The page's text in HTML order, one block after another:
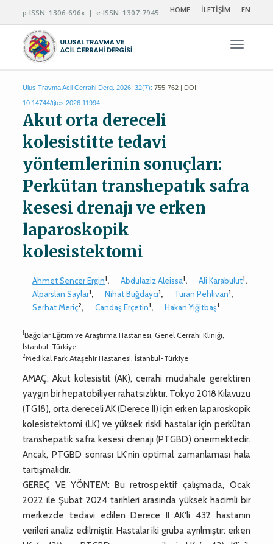
p-ISSN: 1306-696x | e-ISSN: 1307-7945 HOME İLETİŞİM EN
Ulus Travma Acil Cerrahi Derg. 2026; 32(7): 755-762 | DOI:
10.14744/tjtes.2026.11994
Akut orta dereceli
kolesistitte tedavi
yöntemlerinin sonuçları:
Perkütan transhepatık safra
kesesi drenajı ve erken
laparoskopik
kolesistektomi
Ahmet Sencer Ergin1, Abdulaziz Aleissa1, Ali Karabulut1,
Alparslan Saylar1, Nihat Buğdaycı1, Turan Pehlivan1,
Serhat Meriç2, Candaş Erçetin1, Hakan Yiğitbaş1
1Bağcılar Eğitim ve Araştırma Hastanesi, Genel Cerrahi Kliniği,
İstanbul-Türkiye
2Medikal Park Ataşehir Hastanesi, İstanbul-Türkiye
AMAÇ: Akut kolesistit (AK), cerrahi müdahale gerektiren
yaygın bir hepatobiliyer rahatsızlıktır. Tokyo 2018 Kılavuzu
(TG18), orta dereceli AK (Derece II) için erken laparoskopik
kolesistektomi (LK) ve yüksek riskli hastalar için perkütan
transhepatik safra kesesi drenajı (PTGBD) önermektedir.
Ancak, PTGBD sonrası LK'nin optimal zamanlaması hala
tartışmalıdır.
GEREÇ VE YÖNTEM: Bu retrospektif çalışmada, Ocak
2022 ile Şubat 2024 tarihleri arasında yüksek hacimli bir
merkezde tedavi edilen Derece II AK'li 432 hastanın
verileri analiz edilmiştir. Hastalar iki gruba ayrılmıştır: erken